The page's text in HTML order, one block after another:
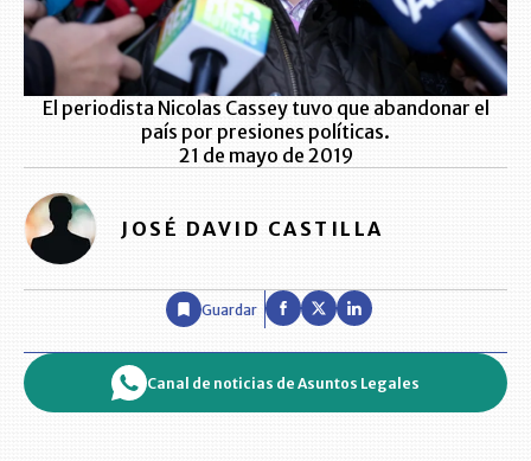
El periodista Nicolas Cassey tuvo que abandonar el
país por presiones políticas.
21 de mayo de 2019
JOSÉ DAVID CASTILLA
Guardar
Canal de noticias de Asuntos Legales